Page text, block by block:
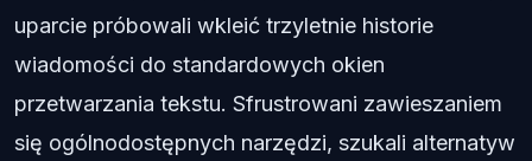
uparcie próbowali wkleić trzyletnie historie
wiadomości do standardowych okien
przetwarzania tekstu. Sfrustrowani zawieszaniem
się ogólnodostępnych narzędzi, szukali alternatyw